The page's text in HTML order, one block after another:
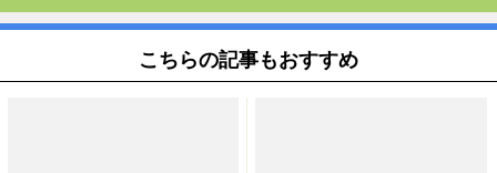
こちらの記事もおすすめ